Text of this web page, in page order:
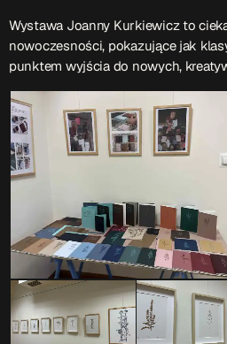
ON AIR
Wystawa Joanny Kurkiewicz to
nowoczesności, pokazujące jak
punktem wyjścia do nowych,